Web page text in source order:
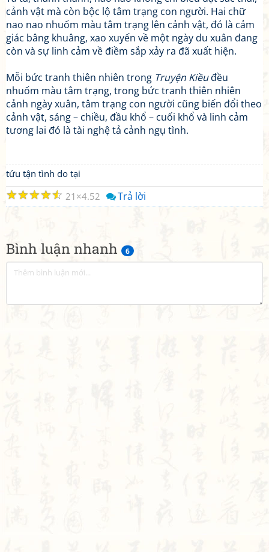
Bình luận nhanh 6
cảnh vật mà còn bộc lộ tâm trạng con người. Hai chữ
nao nao nhuốm màu tâm trạng lên cảnh vật, đó là cảm
giác bâng khuâng, xao xuyến về một ngày du xuân đang
còn và sự linh cảm về điềm sắp xảy ra đã xuất hiện.
Mỗi bức tranh thiên nhiên trong Truyện Kiềuđều
nhuốm màu tâm trạng, trong bức tranh thiên nhiên
cảnh ngày xuân, tâm trạng con người cũng biến đổi theo
cảnh vật, sáng – chiều, đầu khổ – cuối khổ và linh cảm
tương lai đó là tài nghệ tả cảnh ngụ tình.
tửu tận tình do tại
☆
☆
☆
☆
☆ 21 4.52 Trả lời